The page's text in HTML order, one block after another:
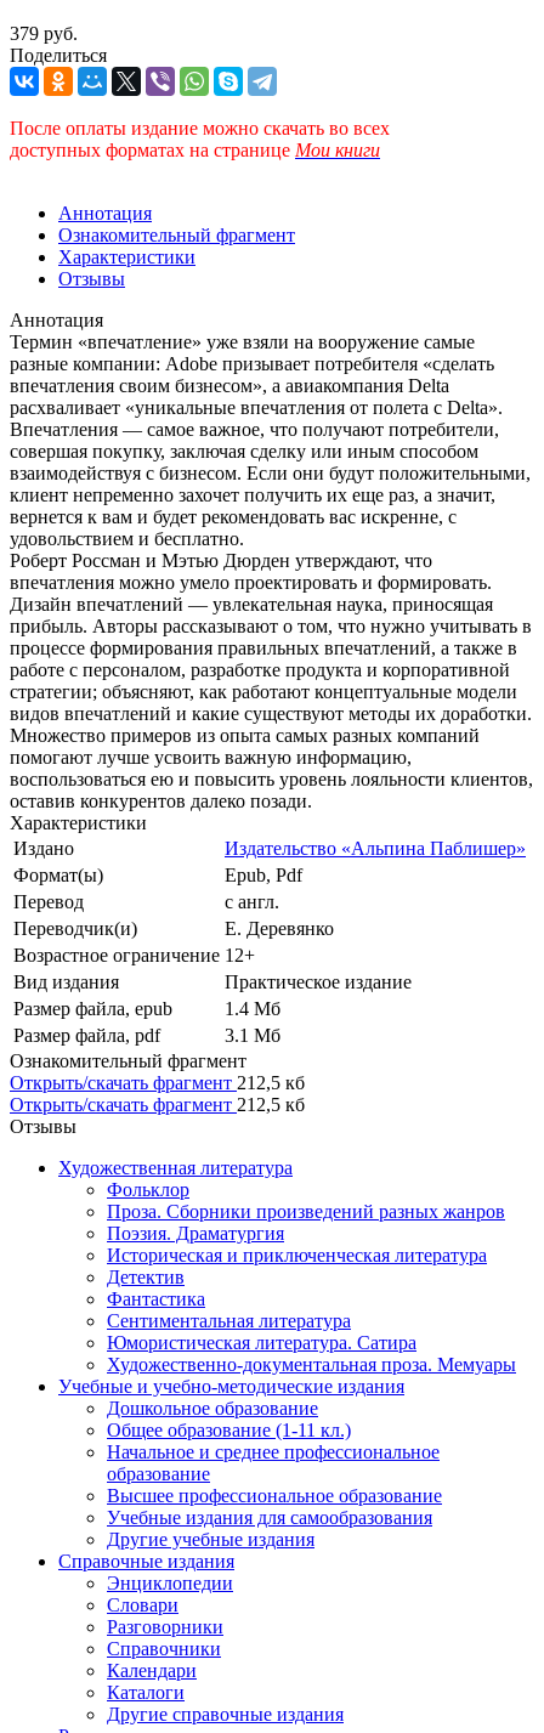
379 руб.
Поделиться
После оплаты издание можно скачать во всех
доступных форматах на странице Мои книги
Аннотация
Ознакомительный фрагмент
Характеристики
Отзывы
Аннотация
Термин «впечатление» уже взяли на вооружение самые
разные компании: Adobe призывает потребителя «сделать
впечатления своим бизнесом», а авиакомпания Delta
расхваливает «уникальные впечатления от полета с Delta».
Впечатления — самое важное, что получают потребители,
совершая покупку, заключая сделку или иным способом
взаимодействуя с бизнесом. Если они будут положительными,
клиент непременно захочет получить их еще раз, а значит,
вернется к вам и будет рекомендовать вас искренне, с
удовольствием и бесплатно.
Роберт Россман и Мэтью Дюрден утверждают, что
впечатления можно умело проектировать и формировать.
Дизайн впечатлений — увлекательная наука, приносящая
прибыль. Авторы рассказывают о том, что нужно учитывать в
процессе формирования правильных впечатлений, а также в
работе с персоналом, разработке продукта и корпоративной
стратегии; объясняют, как работают концептуальные модели
видов впечатлений и какие существуют методы их доработки.
Множество примеров из опыта самых разных компаний
помогают лучше усвоить важную информацию,
воспользоваться ею и повысить уровень лояльности клиентов,
оставив конкурентов далеко позади.
Характеристики
Издано
Издательство «Альпина Паблишер»
Формат(ы)
Epub, Pdf
Перевод
с англ.
Переводчик(и)
Е. Деревянко
Возрастное ограничение 12+
Вид издания
Практическое издание
Размер файла, epub
1.4 Mб
Размер файла, pdf
3.1 Mб
Ознакомительный фрагмент
Открыть/скачать фрагмент 212,5 кб
Открыть/скачать фрагмент 212,5 кб
Отзывы
Художественная литература
Фольклор
Проза. Сборники произведений разных жанров
Поэзия. Драматургия
Историческая и приключенческая литература
Детектив
Фантастика
Сентиментальная литература
Юмористическая литература. Сатира
Художественно-документальная проза. Мемуары
Учебные и учебно-методические издания
Дошкольное образование
Общее образование (1-11 кл.)
Начальное и среднее профессиональное
образование
Высшее профессиональное образование
Учебные издания для самообразования
Другие учебные издания
Справочные издания
Энциклопедии
Словари
Разговорники
Справочники
Календари
Каталоги
Другие справочные издания